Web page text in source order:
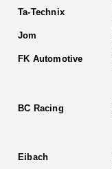
Ta-Technix
Jom
FK Automotive
BC Racing
Eibach